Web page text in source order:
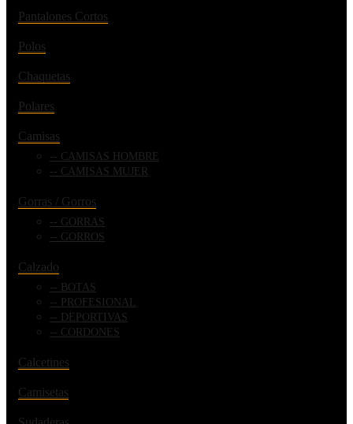
Pantalones Cortos
Polos
Chaquetas
Polares
Camisas
CAMISAS HOMBRE
CAMISAS MUJER
Gorras / Gorros
GORRAS
GORROS
Calzado
BOTAS
PROFESIONAL
DEPORTIVAS
CORDONES
Calcetines
Camisetas